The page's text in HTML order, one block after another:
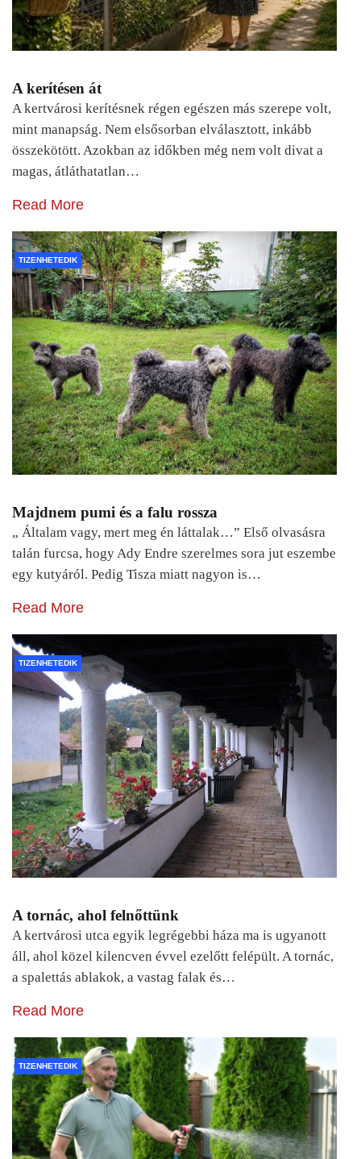
A kerítésen át
A kertvárosi kerítésnek régen egészen más szerepe volt,
mint manapság. Nem elsősorban elválasztott, inkább
összekötött. Azokban az időkben még nem volt divat a
magas, átláthatatlan…
Read More
TIZENHETEDIK
Majdnem pumi és a falu rossza
„ Általam vagy, mert meg én láttalak…” Első olvasásra
talán furcsa, hogy Ady Endre szerelmes sora jut eszembe
egy kutyáról. Pedig Tisza miatt nagyon is…
Read More
TIZENHETEDIK
A tornác, ahol felnőttünk
A kertvárosi utca egyik legrégebbi háza ma is ugyanott
áll, ahol közel kilencven évvel ezelőtt felépült. A tornác,
a spalettás ablakok, a vastag falak és…
Read More
TIZENHETEDIK